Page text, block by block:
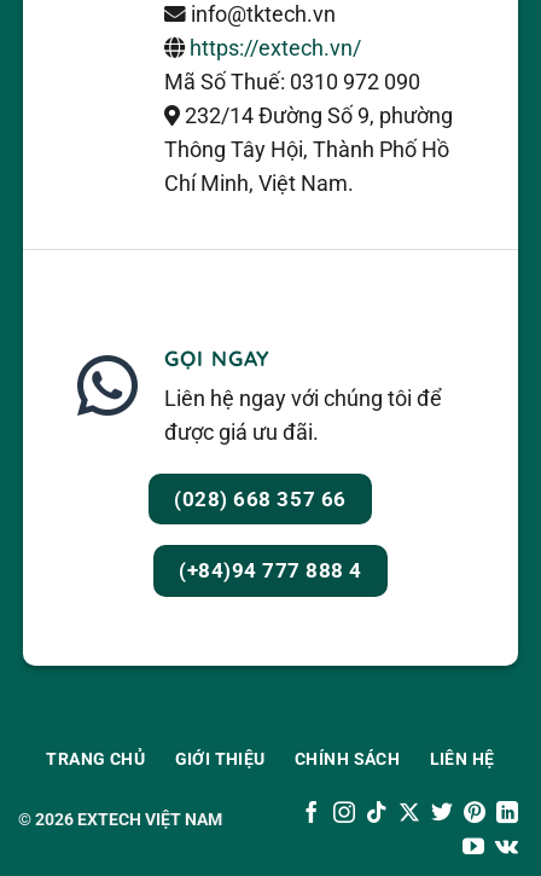
info@tktech.vn
https://extech.vn/
Mã Số Thuế: 0310 972 090
232/14 Đường Số 9, phường
Thông Tây Hội, Thành Phố Hồ
Chí Minh, Việt Nam.
GỌI NGAY
Liên hệ ngay với chúng tôi để
được giá ưu đãi.
(028) 668 357 66
(+84)94 777 888 4
© 2026EXTECH VIỆT NAM
TRANG CHỦ GIỚI THIỆU CHÍNH SÁCH LIÊN HỆ